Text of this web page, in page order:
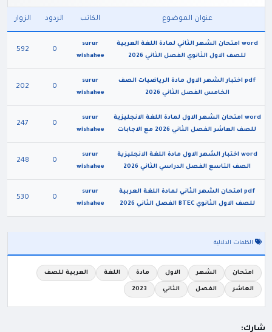
عنوان الموضوع الكاتب الردود الزوار
word امتحان الشهر الثاني لمادة اللغة العربية
للصف الاول الثانوي الفصل الثاني 2026
surur
wishahee
0
592
pdf اختبار الشهر الاول مادة الرياضيات الصف
الخامس الفصل الثاني 2026
surur
wishahee
0
202
word امتحان الشهر الاول لمادة اللغة الانجليزية
للصف العاشر الفصل الثاني 2026 مع الاجابات
surur
wishahee
0
247
word اختبار الشهر الاول مادة اللغة الانجليزية
الصف التاسع الفصل الدراسي الثاني 2026
surur
wishahee
0
248
pdf امتحان الشهر الثاني لمادة اللغة العربية
للصف الاول الثانوي BTEC الفصل الثاني 2026
surur
wishahee
0
530
الكلمات الدلالية
امتحان الشهر الاول مادة اللغة العربية للصف
العاشر الفصل الثاني 2023
شارك: